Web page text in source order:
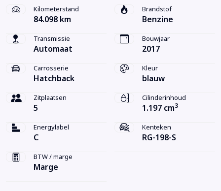
Kilometerstand
84.098 km
Brandstof
Benzine
Transmissie
Automaat
Bouwjaar
2017
Carrosserie
Hatchback
Kleur
blauw
Zitplaatsen
5
Cilinderinhoud
1.197 cm3
Energylabel
C
Kenteken
RG-198-S
BTW / marge
Marge